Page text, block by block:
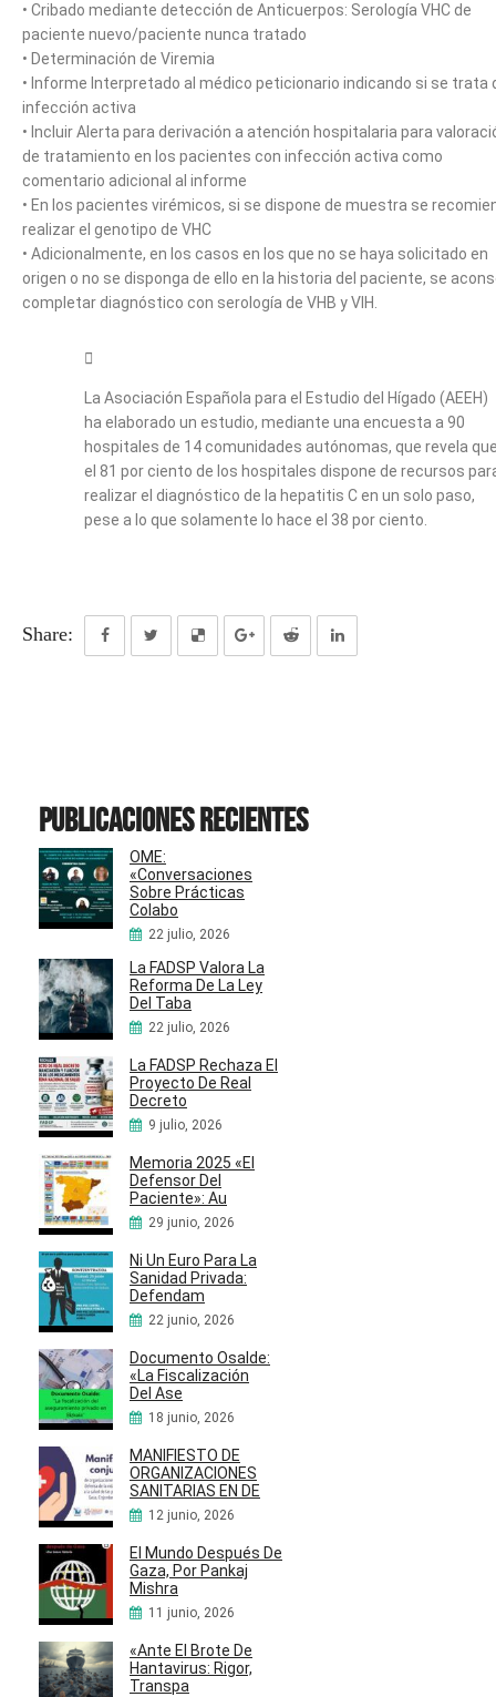
• Cribado mediante detección de Anticuerpos: Serología VHC de
paciente nuevo/paciente nunca tratado
• Determinación de Viremia
• Informe Interpretado al médico peticionario indicando si se trata
infección activa
• Incluir Alerta para derivación a atención hospitalaria para
de tratamiento en los pacientes con infección activa como
comentario adicional al informe
• En los pacientes virémicos, si se dispone de muestra se
realizar el genotipo de VHC
• Adicionalmente, en los casos en los que no se haya solicitado en
origen o no se disponga de ello en la historia del paciente, se
completar diagnóstico con serología de VHB y VIH.
La Asociación Española para el Estudio del Hígado (AEEH)
ha elaborado un estudio, mediante una encuesta a 90
hospitales de 14 comunidades autónomas, que revela
el 81 por ciento de los hospitales dispone de recursos
realizar el diagnóstico de la hepatitis C en un solo paso,
pese a lo que solamente lo hace el 38 por ciento.
Share:
Publicaciones recientes
OME:
«Conversaciones
Sobre Prácticas
Colabo
22 julio, 2026
La FADSP Valora La
Reforma De La Ley
Del Taba
22 julio, 2026
La FADSP Rechaza El
Proyecto De Real
Decreto
9 julio, 2026
Memoria 2025 «El
Defensor Del
Paciente»: Au
29 junio, 2026
Ni Un Euro Para La
Sanidad Privada:
Defendam
22 junio, 2026
Documento Osalde:
«La Fiscalización
Del Ase
18 junio, 2026
MANIFIESTO DE
ORGANIZACIONES
SANITARIAS EN DE
12 junio, 2026
El Mundo Después De
Gaza, Por Pankaj
Mishra
11 junio, 2026
«Ante El Brote De
Hantavirus: Rigor,
Transpa